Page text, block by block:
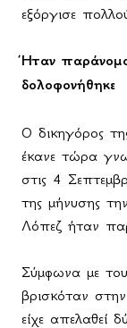
εξόργισε
Ήταν
δολοφονήθηκε
Ο δικηγόρος
έκανε τώρα
στις 4
της μήνυσης
Λόπεζ ήταν
Σύμφωνα με
βρισκόταν
είχε απελαθεί